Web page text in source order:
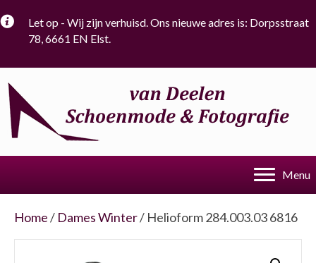
Let op - Wij zijn verhuisd. Ons nieuwe adres is: Dorpsstraat
78, 6661 EN Elst.
Menu
Home/ Dames Winter/ Helioform 284.003.03 6816